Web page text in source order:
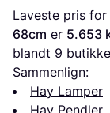
Laveste pris for
68cm er 5.653
blandt 9
Sammenlign:
Hay Lamper